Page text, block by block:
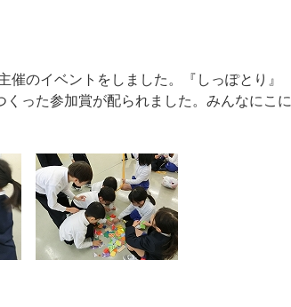
催のイベントをしました。『しっぽとり』
った参加賞が配られました。みんなにこに